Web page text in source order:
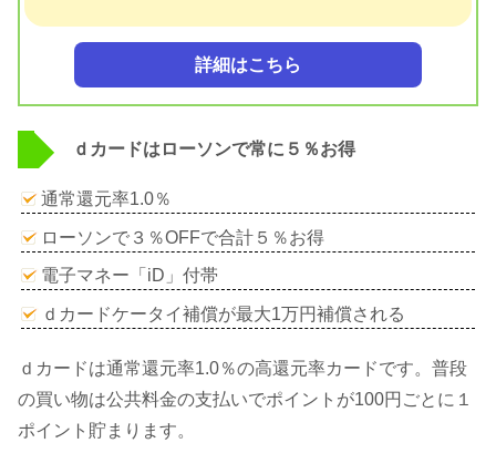
詳細はこちら
ｄカードはローソンで常に５％お得
通常還元率1.0％
ローソンで３％OFFで合計５％お得
電子マネー「iD」付帯
ｄカードケータイ補償が最大1万円補償される
ｄカードは通常還元率1.0％の高還元率カードです。普段
の買い物は公共料金の支払いでポイントが100円ごとに１
ポイント貯まります。